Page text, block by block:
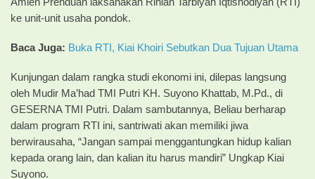
ke unit-unit usaha pondok.
Baca Juga: Buka RTI, Kiai Khoiri Sebutkan Dua Tujuan Utama
Kunjungan dalam rangka studi ekonomi ini, dilepas langsung
oleh Mudir Ma’had TMI Putri KH. Suyono Khattab, M.Pd., di
GESERNA TMI Putri. Dalam sambutannya, Beliau berharap
dalam program RTI ini, santriwati akan memiliki jiwa
berwirausaha, “Jangan sampai menggantungkan hidup kalian
kepada orang lain, dan kalian itu harus mandiri” Ungkap Kiai
Suyono.